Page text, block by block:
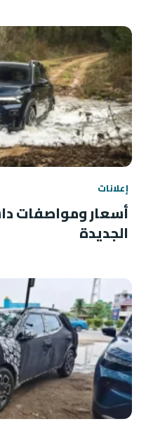
إعلانات
أسعار ومواصفات
الجديدة